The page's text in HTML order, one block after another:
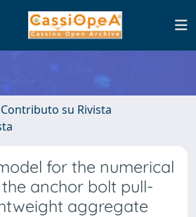
su Rivista
for the numerical
anchor bolt pull-
aggregate